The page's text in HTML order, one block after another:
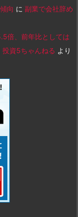
向 に 副業で会社辞め
倍、前年比としては
5ちゃんねる より